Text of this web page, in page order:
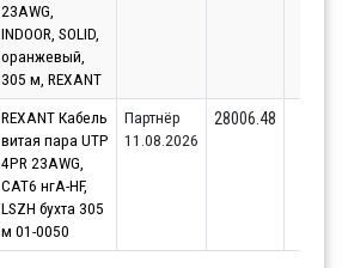
23AWG,
INDOOR, SOLID,
оранжевый,
305 м, REXANT
REXANT Кабель
витая пара UTP
4PR 23AWG,
CAT6 нгА-HF,
LSZH бухта 305
м 01-0050
Партнёр
11.08.2026
28006.48